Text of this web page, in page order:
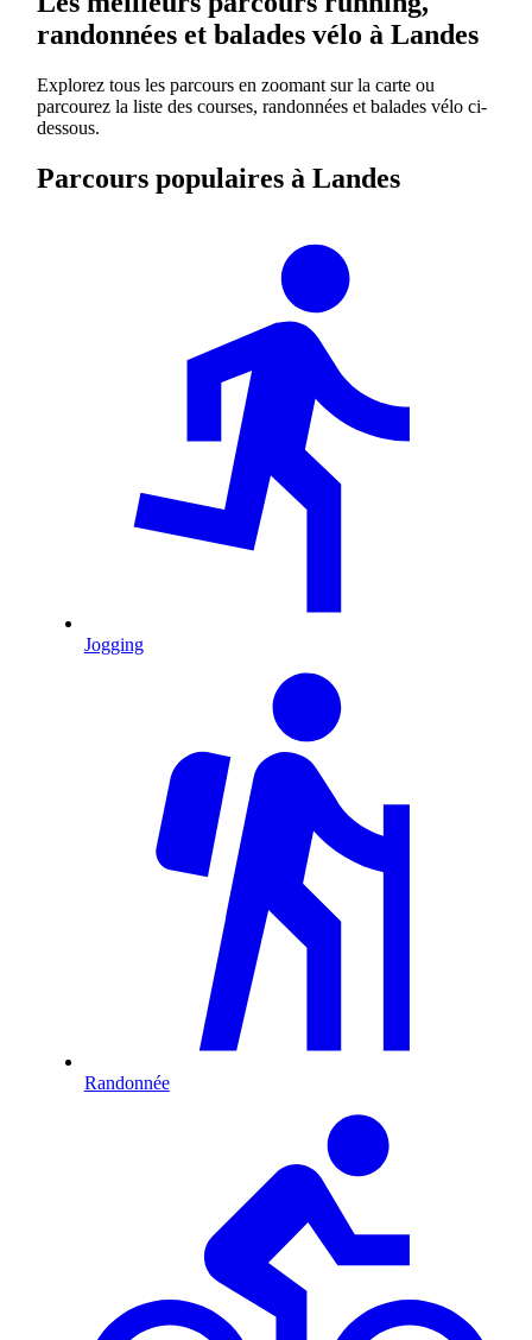
randonnées et balades vélo à Landes
Explorez tous les parcours en zoomant sur la carte ou
parcourez la liste des courses, randonnées et balades vélo ci-
dessous.
Parcours populaires à Landes
Jogging
Randonnée